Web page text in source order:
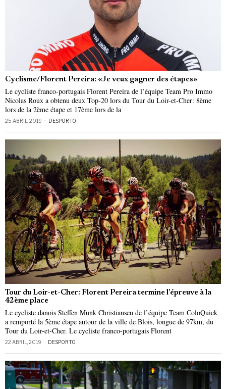
Cyclisme/Florent Pereira: «Je veux gagner des étapes»
Le cycliste franco-portugais Florent Pereira de l’équipe Team Pro Immo
Nicolas Roux a obtenu deux Top-20 lors du Tour du Loir-et-Cher: 8ème
lors de la 2ème étape et 17ème lors de la
25 ABRIL, 2019 DESPORTO
Tour du Loir-et-Cher: Florent Pereira termine l’épreuve à la
42ème place
Le cycliste danois Steffen Munk Christiansen de l’équipe Team ColoQuick
a remporté la 5ème étape autour de la ville de Blois, longue de 97km, du
Tour du Loir-et-Cher. Le cycliste franco-portugais Florent
22 ABRIL, 2019 DESPORTO